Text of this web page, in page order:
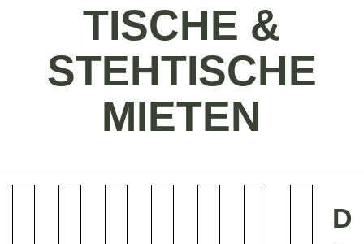
TISCHE &
STEHTISCHE
MIETEN
D